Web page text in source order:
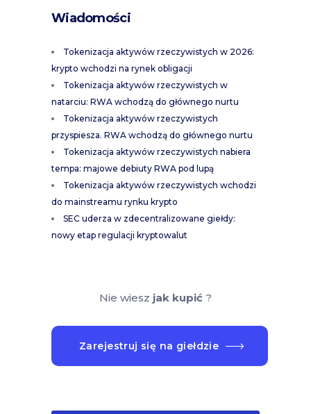
Wiadomości
Tokenizacja aktywów rzeczywistych w 2026:
krypto wchodzi na rynek obligacji
Tokenizacja aktywów rzeczywistych w
natarciu: RWA wchodzą do głównego nurtu
Tokenizacja aktywów rzeczywistych
przyspiesza. RWA wchodzą do głównego nurtu
Tokenizacja aktywów rzeczywistych nabiera
tempa: majowe debiuty RWA pod lupą
Tokenizacja aktywów rzeczywistych wchodzi
do mainstreamu rynku krypto
SEC uderza w zdecentralizowane giełdy:
nowy etap regulacji kryptowalut
Nie wiesz jak kupić?
Zarejestruj się na giełdzie